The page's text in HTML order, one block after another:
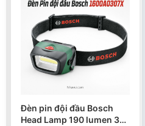
Đèn pin đội đầu Bosch
Head Lamp 190 lumen 3